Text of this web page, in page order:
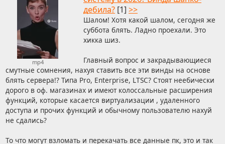
mp4
дебила? [1] >>
Шалом! Хотя какой шалом, сегодня же
суббота блять. Ладно проехали. Это
хикка шиз.
Главный вопрос и закрадывающиеся
смутные сомнения, нахуя ставить все эти винды на основе
блять сервера!? Типа Pro, Enterprise, LTSC? Стоят неебически
дорого в оф. магазинах и имеют колоссальные расширения
функций, которые касается виртуализации , удаленного
доступа и прочих функций и обычному пользователю нахуй
не сдались?
То что могут взломать и перекачать все данные пк, это и так